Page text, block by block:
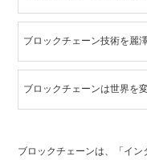
ブロックチェーン技術を麗
ブロックチェーンは世界を
ブロックチェーンは、「イ